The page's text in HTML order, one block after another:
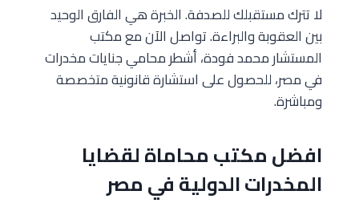
لا تترك مستقبلك للصدفة. الخبرة هي الفارق الوحيد
بين العقوبة والبراءة. تواصل الآن مع مكتب
المستشار محمد فودة، أشطر محامي جنايات مخدرات
في مصر، للحصول على استشارة قانونية متخصصة
ومباشرة.
افضل مكتب محاماة لقضايا
المخدرات الدولية في مصر